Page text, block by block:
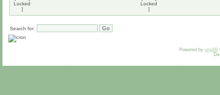
Search for:
Powered by phpBB